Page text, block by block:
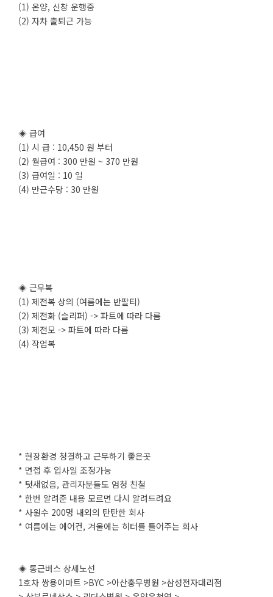
(1) 온양, 신창 운행중
(2) 자차 출퇴근 가능
◈ 급여
(1) 시 급 : 10,450 원 부터
(2) 월급여 : 300 만원 ~ 370 만원
(3) 급여일 : 10 일
(4) 만근수당 : 30 만원
◈ 근무복
(1) 제전복 상의 (여름에는 반팔티)
(2) 제전화 (슬리퍼) -> 파트에 따라 다름
(3) 제전모 -> 파트에 따라 다름
(4) 작업복
* 현장환경 청결하고 근무하기 좋은곳
* 면접 후 입사일 조정가능
* 텃새없음, 관리자분들도 엄청 친철
* 한번 알려준 내용 모르면 다시 알려드려요
* 사원수 200명 내외의 탄탄한 회사
* 여름에는 에어컨, 겨울에는 히터를 틀어주는 회사
◈ 통근버스 상세노선
1호차 쌍용이마트 >BYC >아산충무병원 >삼성전자대리점